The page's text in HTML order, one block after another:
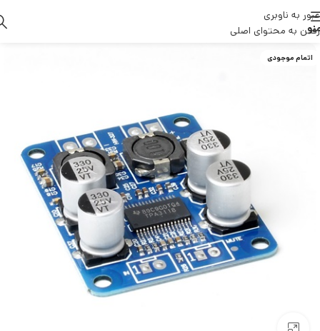
عبور به ناوبری
رفتن به محتوای اصلی
اتمام موجودی